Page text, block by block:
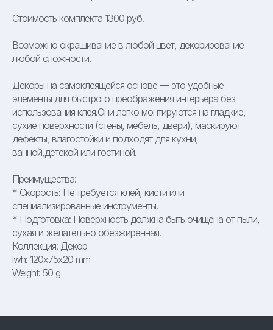
Стоимость комплекта 1300 руб.
Возможно окрашивание в любой цвет, декорирование
любой сложности.
Декоры на самоклеящейся основе — это удобные
элементы для быстрого преображения интерьера без
использования клея.Они легко монтируются на гладкие,
сухие поверхности (стены, мебель, двери), маскируют
дефекты, влагостойки и подходят для кухни,
ванной,детской или гостиной.
Преимущества:
* Скорость: Не требуется клей, кисти или
специализированные инструменты.
* Подготовка: Поверхность должна быть очищена от пыли,
сухая и желательно обезжиренная.
Коллекция: Декор
lwh: 120x75x20 mm
Weight: 50 g